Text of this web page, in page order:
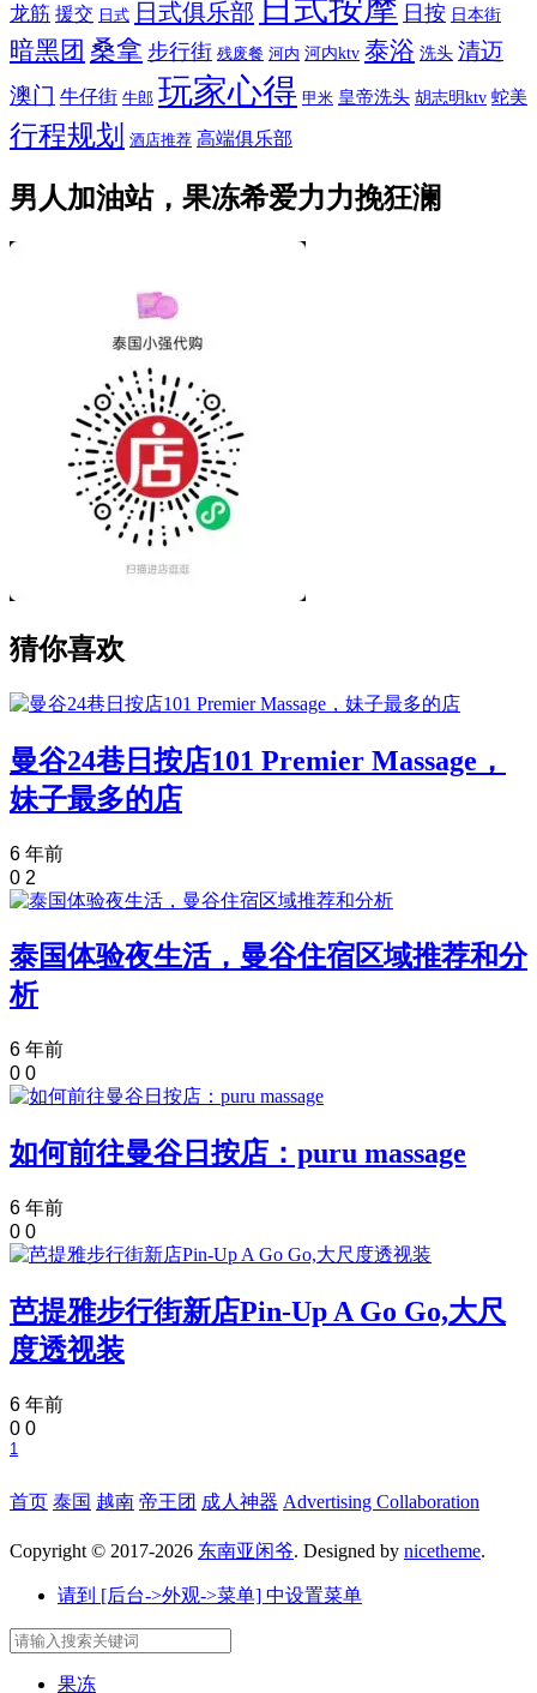
龙筋 援交 日式 日式俱乐部 日式按摩 日按 日本街
暗黑团 桑拿 步行街 残废餐 河内 河内ktv 泰浴 洗头 清迈
澳门 牛仔街 牛郎 玩家心得 甲米 皇帝洗头 胡志明ktv 蛇美
行程规划 酒店推荐 高端俱乐部
男人加油站，果冻希爱力力挽狂澜
猜你喜欢
曼谷24巷日按店101 Premier Massage，
妹子最多的店
6 年前
0 2
泰国体验夜生活，曼谷住宿区域推荐和分
析
6 年前
0 0
如何前往曼谷日按店：puru massage
6 年前
0 0
芭提雅步行街新店Pin-Up A Go Go,大尺
度透视装
6 年前
0 0
1
首页 泰国 越南 帝王团 成人神器 Advertising Collaboration
Copyright © 2017-2026 东南亚闲爷. Designed by nicetheme.
请到 [后台->外观->菜单] 中设置菜单
果冻